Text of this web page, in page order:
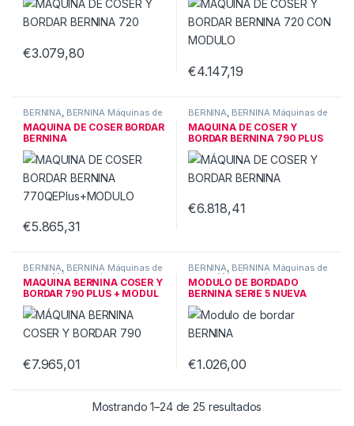
€3.079,80
Este producto tiene múltiples variantes. Las opciones se
€4.147,19
Este producto tiene múltiples
BERNINA BERNINA Máquinas de
Máquinas de coser
BERNINA
MAQUINA DE COSER BORDAR
BERNINA
770QEPlus+MODULO
€5.865,31
Este producto tiene múltiples variantes. Las opciones se
BERNINA BERNINA Máquinas de
Máquinas de coser
BERNINA
MAQUINA DE COSER Y
BORDAR BERNINA 790 PLUS
€6.818,41
Este producto tiene múltiples
BERNINA, BERNINA Máquinas de
coser,Máquinas de coser
BERNINA
MÁQUINA BERNINA COSER Y
BORDAR 790 PLUS + MODUL
€7.965,01
Este producto tiene múltiples variantes. Las opciones se
BERNINA, BERNINA Máquinas de
coser ,Máquinas de coser
BERNINA
MÓDULO DE BORDADO
BERNINA SERIE 5 NUEVA
€1.026,00
Mostrando 1–24 de 25 resultados